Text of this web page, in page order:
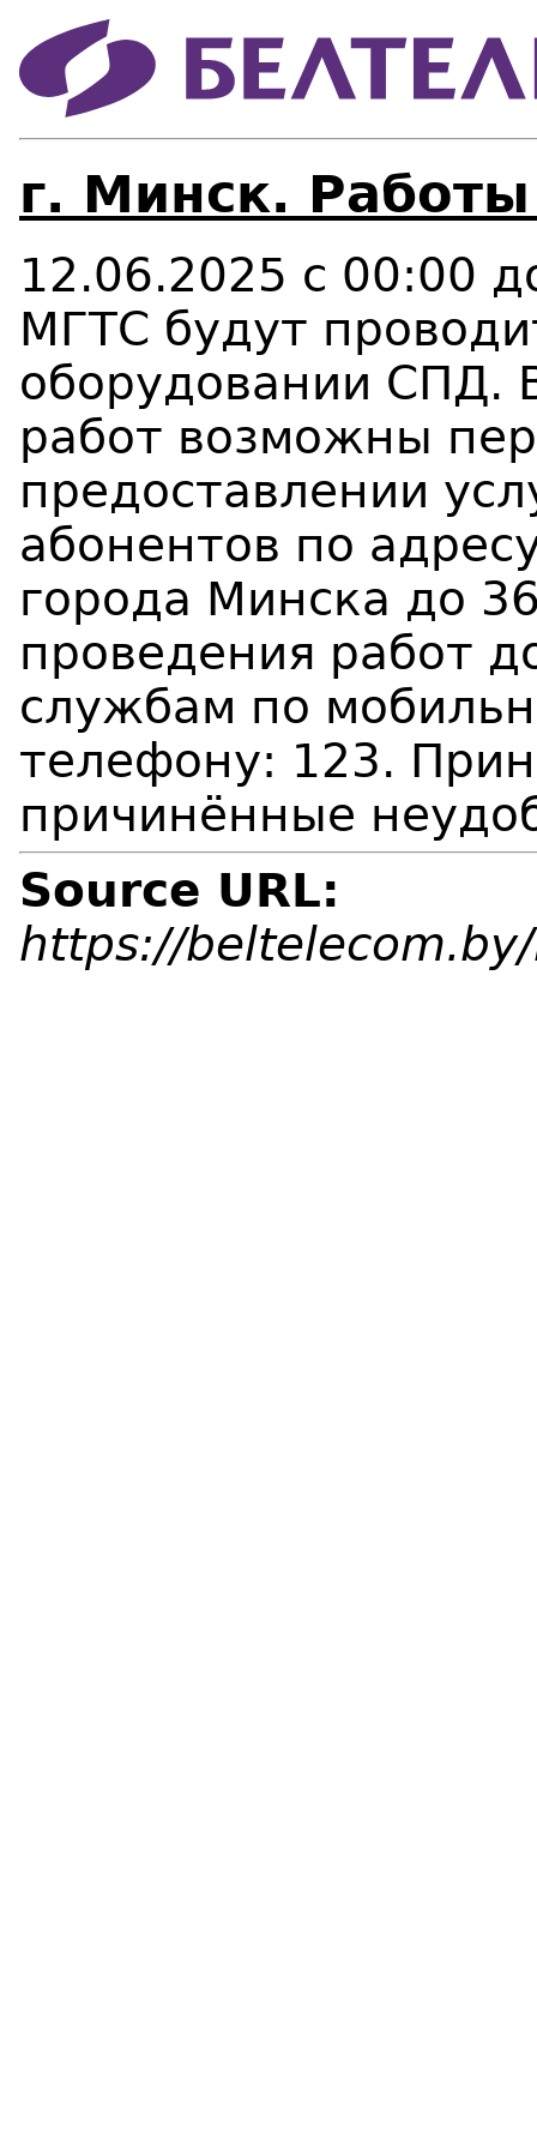
г. Минск.
12.06.2025 с 00:00
МГТС будут
оборудовании СПД.
работ возможны
предоставлении
абонентов по
города Минска до
проведения работ
службам по
телефону: 123.
причинённые
Source URL:
https://